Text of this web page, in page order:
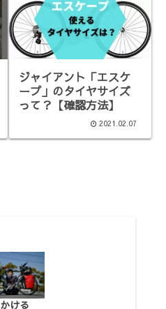
ジャイアント「エスケ
ープ」のタイヤサイズ
って？【確認方法】
2021.02.07
かける